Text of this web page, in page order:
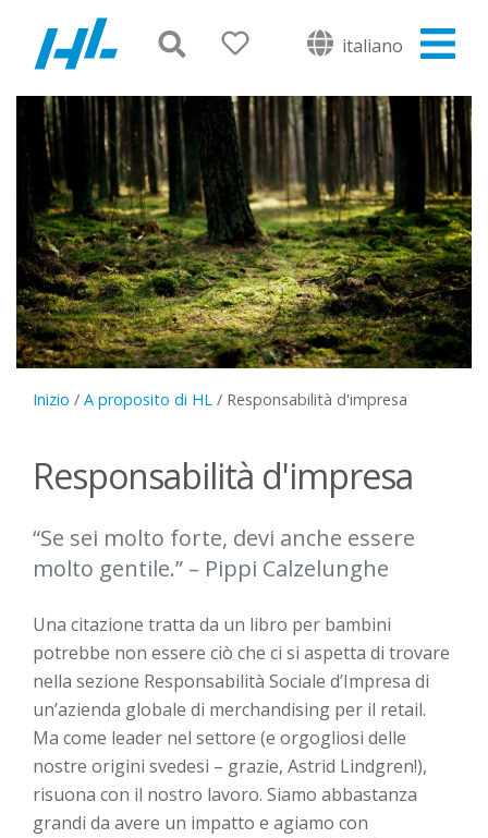
italiano
Inizio / A proposito di HL / Responsabilità d'impresa
Responsabilità d'impresa
“Se sei molto forte, devi anche essere
molto gentile.” – Pippi Calzelunghe
Una citazione tratta da un libro per bambini
potrebbe non essere ciò che ci si aspetta di trovare
nella sezione Responsabilità Sociale d’Impresa di
un’azienda globale di merchandising per il retail.
Ma come leader nel settore (e orgogliosi delle
nostre origini svedesi – grazie, Astrid Lindgren!),
risuona con il nostro lavoro. Siamo abbastanza
grandi da avere un impatto e agiamo con